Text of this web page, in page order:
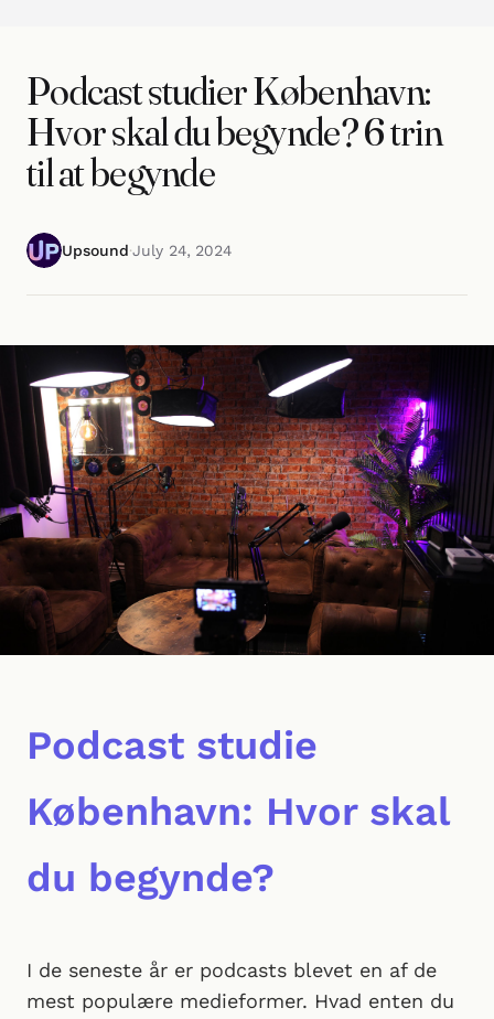
Podcast studier København:
Hvor skal du begynde? 6 trin
til at begynde
Upsound·July 24, 2024
Podcast studie
København: Hvor skal
du begynde?
I de seneste år er podcasts blevet en af de
mest populære medieformer. Hvad enten du